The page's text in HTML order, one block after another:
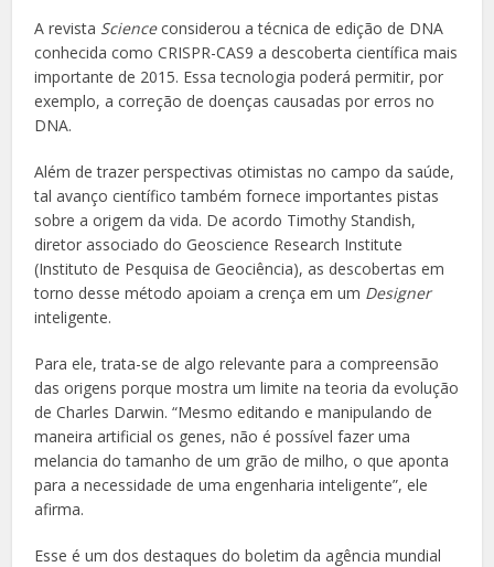
A revista Scienceconsiderou a técnica de edição de DNA
conhecida como CRISPR-CAS9 a descoberta científica mais
importante de 2015. Essa tecnologia poderá permitir, por
exemplo, a correção de doenças causadas por erros no
DNA.
Além de trazer perspectivas otimistas no campo da saúde,
tal avanço científico também fornece importantes pistas
sobre a origem da vida. De acordo Timothy Standish,
diretor associado do Geoscience Research Institute
(Instituto de Pesquisa de Geociência), as descobertas em
torno desse método apoiam a crença em um Designer
inteligente.
Para ele, trata-se de algo relevante para a compreensão
das origens porque mostra um limite na teoria da evolução
de Charles Darwin. “Mesmo editando e manipulando de
maneira artificial os genes, não é possível fazer uma
melancia do tamanho de um grão de milho, o que aponta
para a necessidade de uma engenharia inteligente”, ele
afirma.
Esse é um dos destaques do boletim da agência mundial